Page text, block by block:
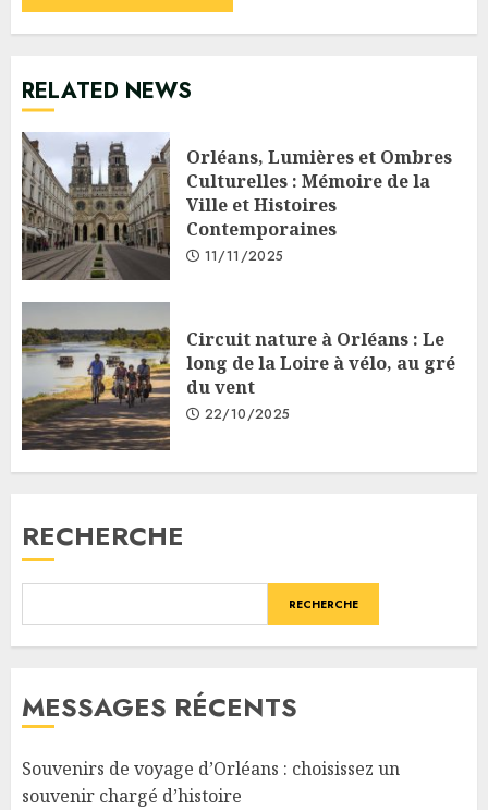
RELATED NEWS
Orléans, Lumières et Ombres
Culturelles : Mémoire de la
Ville et Histoires
Contemporaines
11/11/2025
Circuit nature à Orléans : Le
long de la Loire à vélo, au gré
du vent
22/10/2025
RECHERCHE
RECHERCHE
MESSAGES RÉCENTS
Souvenirs de voyage d’Orléans : choisissez un
souvenir chargé d’histoire